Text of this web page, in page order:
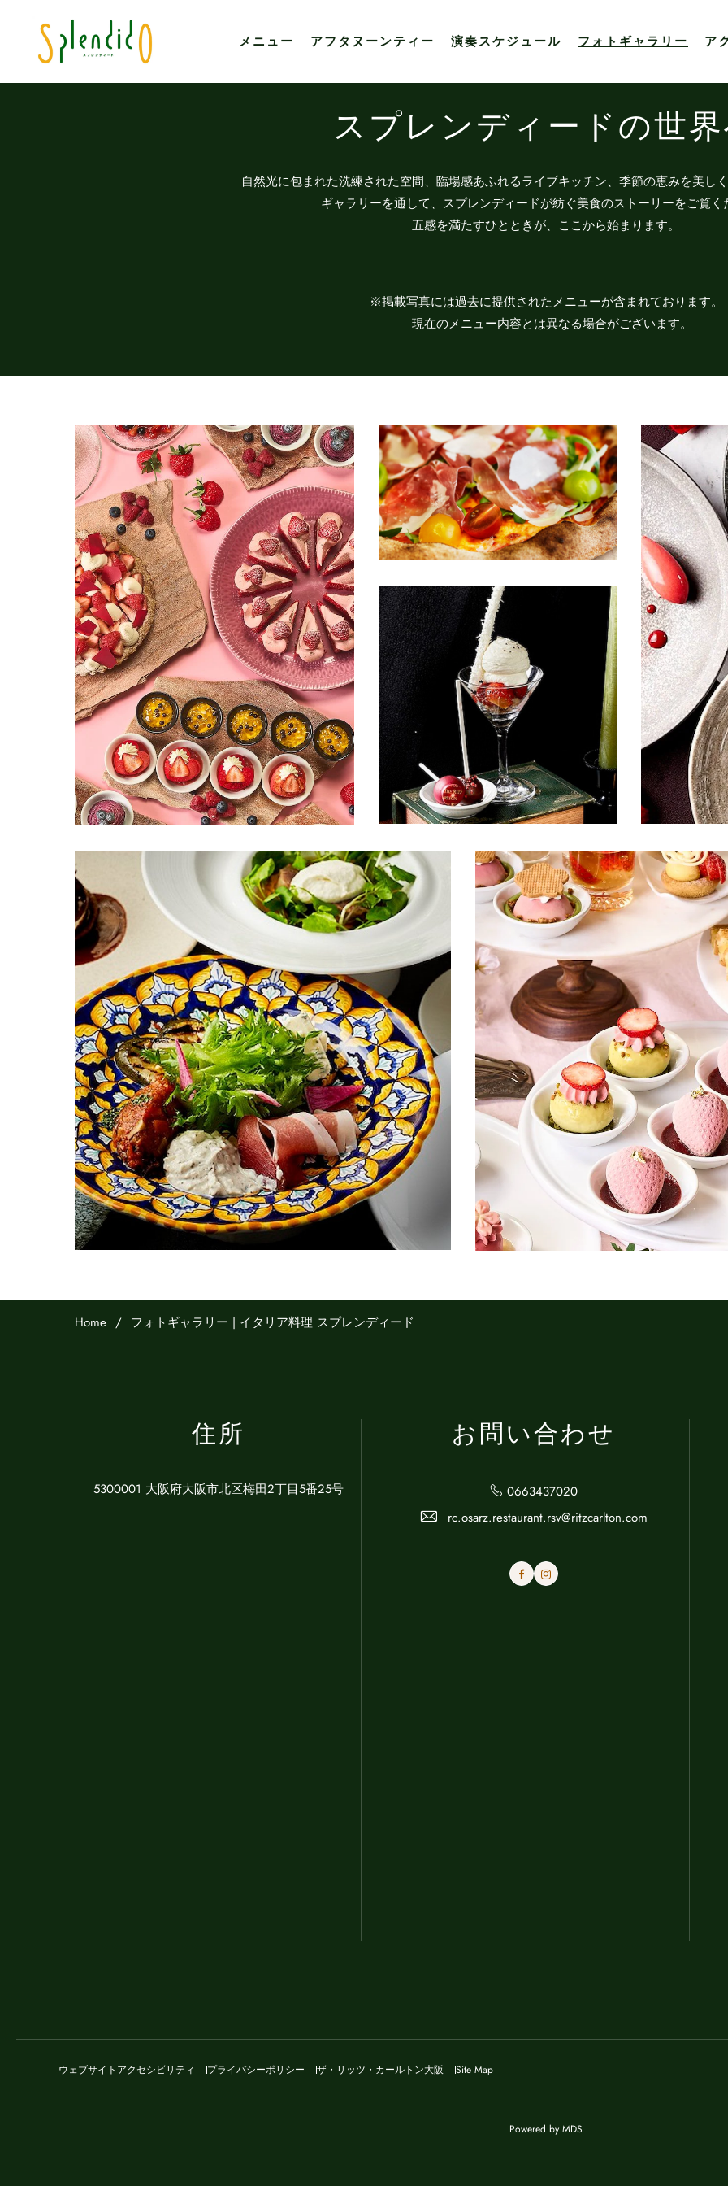
メニュー アフタヌーンティー 演奏スケジュール フォトギャラリー ア
スプレンディードの世
自然光に包まれた洗練された空間、臨場感あふれるライブキッチン、季節の恵みを美し
ギャラリーを通して、スプレンディードが紡ぐ美食のストーリーをご覧く
五感を満たすひとときが、ここから始まります。
※掲載写真には過去に提供されたメニューが含まれております。
現在のメニュー内容とは異なる場合がございます。
Home フォトギャラリー | イタリア料理 スプレンディード
住所
5300001 大阪府大阪市北区梅田2丁目5番25号
お問い合わせ
0663437020
rc.osarz.restaurant.rsv@ritzcarlton.com
FacebookInstagram
ウェブサイトアクセシビリティ プライバシーポリシー ザ・リッツ・カールトン大阪 Site Map
Powered by MDS